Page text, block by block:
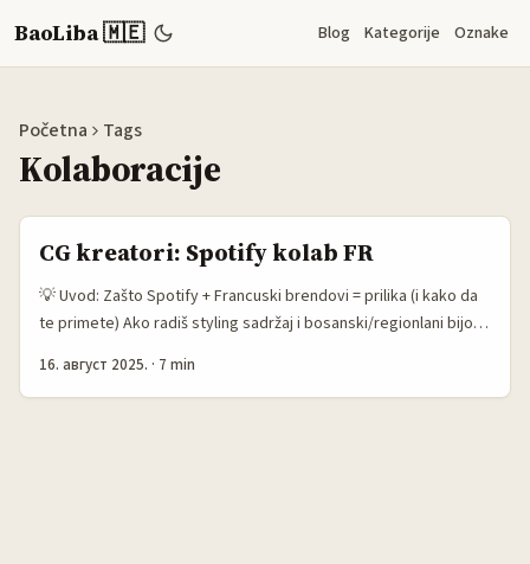
BaoLiba 🇲🇪 Blog Kategorije Oznake
Početna Tags
Kolaboracije
CG kreatori: Spotify kolab FR
💡 Uvod: Zašto Spotify + Francuski brendovi = prilika (i kako da
te primete) Ako radiš styling sadržaj i bosanski/regionlani bijoux
pozove brend koji stvarno pomera igru. Na mom ličnom
16. август 2025. · 7 min